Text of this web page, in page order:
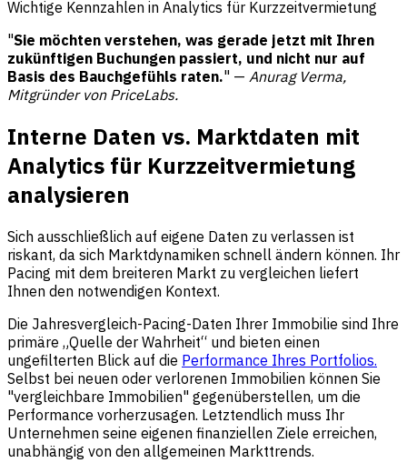
Wichtige Kennzahlen in Analytics für Kurzzeitvermietung
"Sie möchten verstehen, was gerade jetzt mit Ihren
zukünftigen Buchungen passiert, und nicht nur auf
Basis des Bauchgefühls raten." — Anurag Verma,
Mitgründer von PriceLabs.
Interne Daten vs. Marktdaten mit
Analytics für Kurzzeitvermietung
analysieren
Sich ausschließlich auf eigene Daten zu verlassen ist
riskant, da sich Marktdynamiken schnell ändern können. Ihr
Pacing mit dem breiteren Markt zu vergleichen liefert
Ihnen den notwendigen Kontext.
Die Jahresvergleich-Pacing-Daten Ihrer Immobilie sind Ihre
primäre „Quelle der Wahrheit“ und bieten einen
ungefilterten Blick auf die Performance Ihres Portfolios.
Selbst bei neuen oder verlorenen Immobilien können Sie
"vergleichbare Immobilien" gegenüberstellen, um die
Performance vorherzusagen. Letztendlich muss Ihr
Unternehmen seine eigenen finanziellen Ziele erreichen,
unabhängig von den allgemeinen Markttrends.